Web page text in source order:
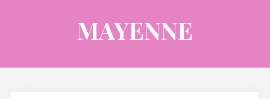
MAYENNE